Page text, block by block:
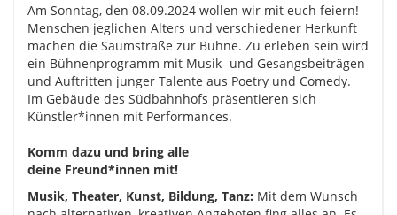
Am Sonntag, den 08.09.2024 wollen wir mit euch feiern!
Menschen jeglichen Alters und verschiedener Herkunft
machen die Saumstraße zur Bühne. Zu erleben sein wird
ein Bühnenprogramm mit Musik- und Gesangsbeiträgen
und Auftritten junger Talente aus Poetry und Comedy.
Im Gebäude des Südbahnhofs präsentieren sich
Künstler*innen mit Performances.
Komm dazu und bring alle
deine Freund*innen mit!
Musik, Theater, Kunst, Bildung, Tanz: Mit dem Wunsch